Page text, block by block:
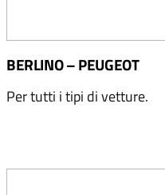
BERLINO – PEUGEOT
Per tutti i tipi di vetture.